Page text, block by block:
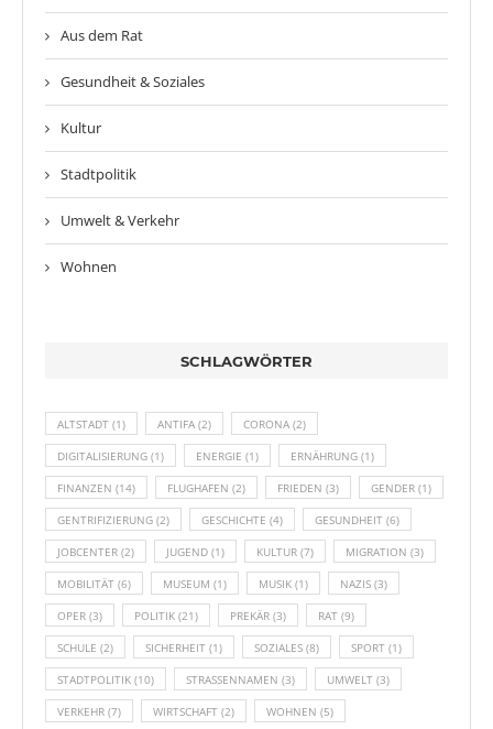
Aus dem Rat
Gesundheit & Soziales
Kultur
Stadtpolitik
Umwelt & Verkehr
Wohnen
SCHLAGWÖRTER
ALTSTADT (1) ANTIFA (2) CORONA (2)
DIGITALISIERUNG (1) ENERGIE (1) ERNÄHRUNG (1)
FINANZEN (14) FLUGHAFEN (2) FRIEDEN (3) GENDER (1)
GENTRIFIZIERUNG (2) GESCHICHTE (4) GESUNDHEIT (6)
JOBCENTER (2) JUGEND (1) KULTUR (7) MIGRATION (3)
MOBILITÄT (6) MUSEUM (1) MUSIK (1) NAZIS (3)
OPER (3) POLITIK (21) PREKÄR (3) RAT (9)
SCHULE (2) SICHERHEIT (1) SOZIALES (8) SPORT (1)
STADTPOLITIK (10) STRASSENNAMEN (3) UMWELT (3)
VERKEHR (7) WIRTSCHAFT (2) WOHNEN (5)